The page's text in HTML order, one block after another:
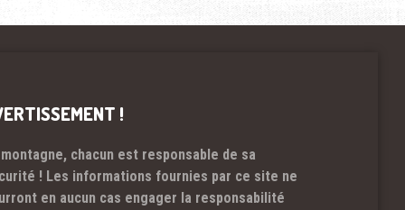
!
montagne, chacun est responsable de sa
! Les informations fournies par ce site ne
en aucun cas engager la responsabilité